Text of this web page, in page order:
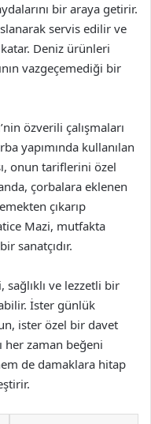
bir araya getirir.
servis edilir ve
Deniz ürünleri
vazgeçemediği bir
özverili çalışmaları
yapımında kullanılan
onun tariflerini özel
çorbalara eklenen
çıkarıp
Mazi, mutfakta
sanatçıdır.
sağlıklı ve lezzetli bir
İster günlük
ister özel bir davet
her zaman beğeni
de damaklara hitap